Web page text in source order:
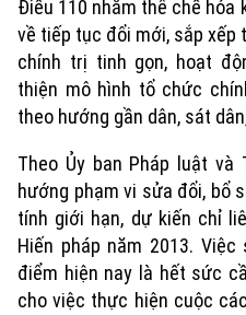
Golf
Sao
Điện ảnh
Âm nhạc
Điều 110 nhằm thể chế
về tiếp tục đổi mới, sắp xếp
chính trị tinh gọn, hoạt
thiện mô hình tổ chức
theo hướng gần dân, sát
Theo Ủy ban Pháp luật và
hướng phạm vi sửa đổi, bổ
tính giới hạn, dự kiến chỉ
Hiến pháp năm 2013.
điểm hiện nay là hết sức
cho việc thực hiện cuộc